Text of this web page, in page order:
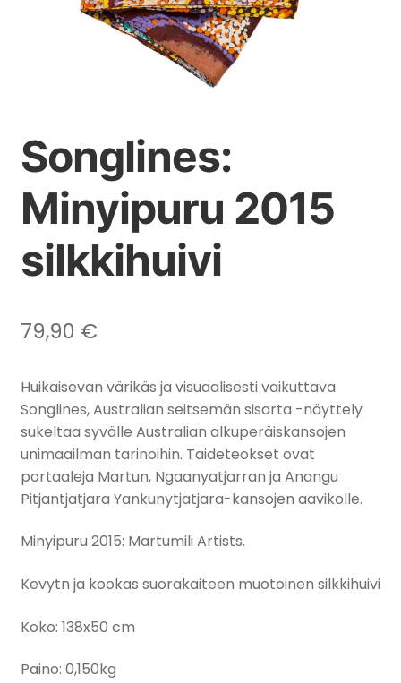
Songlines:
Minyipuru 2015
silkkihuivi
79,90 €
Huikaisevan värikäs ja visuaalisesti vaikuttava
Songlines, Australian seitsemän sisarta -näyttely
sukeltaa syvälle Australian alkuperäiskansojen
unimaailman tarinoihin. Taideteokset ovat
portaaleja Martun, Ngaanyatjarran ja Anangu
Pitjantjatjara Yankunytjatjara-kansojen aavikolle.
Minyipuru 2015: Martumili Artists.
Kevytn ja kookas suorakaiteen muotoinen silkkihuivi
Koko: 138x50 cm
Paino: 0,150kg